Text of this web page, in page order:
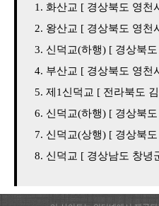
화산교 [ 경상북도 영천
왕산교 [ 경상북도 영천
신덕교(하행) [ 경상북
부산교 [ 경상북도 영천
제1신덕교 [ 전라북도
신덕교(하행) [ 경상북
신덕교(상행) [ 경상북
신덕교 [ 경상남도 창녕